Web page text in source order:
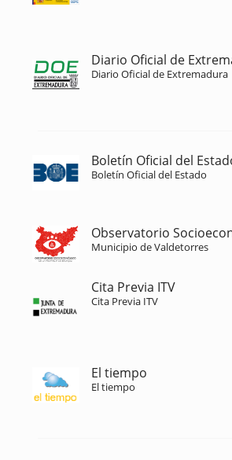
Diario Oficial de
Diario Oficial de Extremadura
Boletín Oficial del
Boletín Oficial del Estado
Observatorio
Municipio de Valdetorres
Cita Previa ITV
Cita Previa ITV
El tiempo
El tiempo